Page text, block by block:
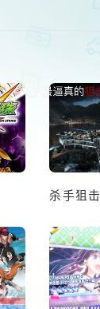
杀手狙击